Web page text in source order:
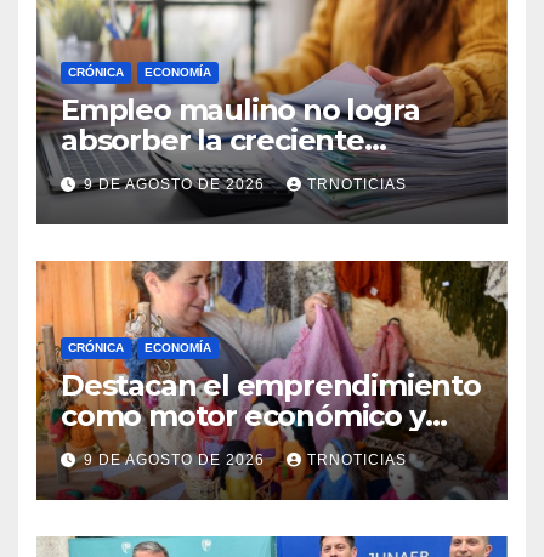
CRÓNICA ECONOMÍA
Empleo maulino no logra
absorber la creciente
demanda por trabajo
9 DE AGOSTO DE 2026 TRNOTICIAS
CRÓNICA ECONOMÍA
Destacan el emprendimiento
como motor económico y
anuncia fortalecer apoyos
para empleo autónomo
9 DE AGOSTO DE 2026 TRNOTICIAS